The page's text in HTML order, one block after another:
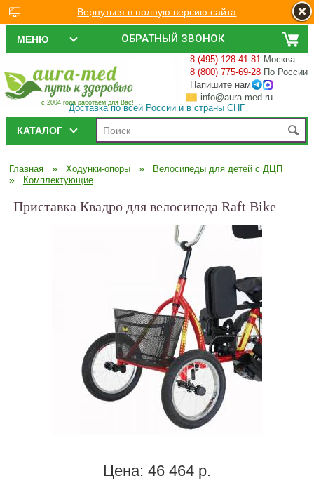
ОБРАТНЫЙ ЗВОНОК
МЕНЮ
с 2004 года работаем для Вас!
8 (495) 128-41-81 Москва
8 (800) 775-69-28 По России
Напишите нам
info@aura-med.ru
Доставка по всей России и в страны СНГ
КАТАЛОГ
Главная » Ходунки-опоры » Велосипеды для детей с ДЦП
» Комплектующие
Приставка Квадро для велосипеда Raft Bike
Цена: 46 464 р.
Вернуться в полную версию сайта